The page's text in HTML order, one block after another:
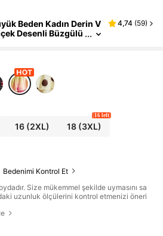
Beden Kadın Derin V
Desenli Büzgülü
4,74 (59)
16(2XL) 18(3XL)
16 left
Bedenimi Kontrol Et
Size mükemmel şekilde uymasını sa
uzunluk ölçülerini kontrol etmenizi öneri